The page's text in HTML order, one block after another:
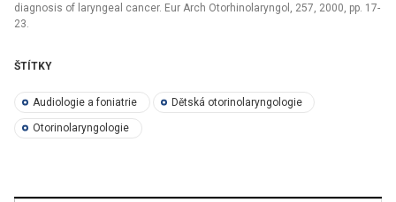
diagnosis of laryngeal cancer. Eur Arch Otorhinolaryngol, 257, 2000, pp. 17-
23.
ŠTÍTKY
Audiologie a foniatrie Dětská otorinolaryngologie
Otorinolaryngologie